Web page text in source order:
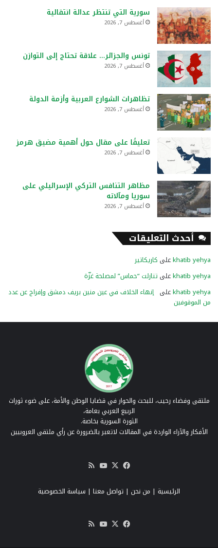
سورية التي تنتظر عدالة انتقالية
أغسطس 7, 2026
تونس والجزائر… علاقة تحتاج إلى التوازن
أغسطس 7, 2026
تظاهرات الشوارع العربية وأزمة الدولة
أغسطس 7, 2026
تعليقًا على مقال حول أهمية مضيق هرمز
أغسطس 7, 2026
مظاهر التنافس التركي الإسرائيلي على
سوريا ومآلاته
أغسطس 7, 2026
أحدث التعليقات
khatib yehyaعلى كاريكاتير
khatib yehyaعلى تنازلت “حماس” لمصلحة غزّة
khatib yehyaعلى إنهاء الخلاف في عين منين بريف دمشق وإفراج عن عدد
من الموقوفين
ملتقى وفضاء رحيب، للبحث والحوار في قضايا الوطن والأمة، على ضوء ثورات
الربيع العربي بعامة،
الثورة السورية بخاصة.
الأفكار والآراء الواردة في المقالات لاتعبر بالضرورة عن رأي ملتقى العروبيين
فيسبوك
‫X
‫YouTube
RSS
الرئيسية | من نحن | تواصل معنا | سياسة الخصوصية
فيسبوك
‫X
‫YouTube